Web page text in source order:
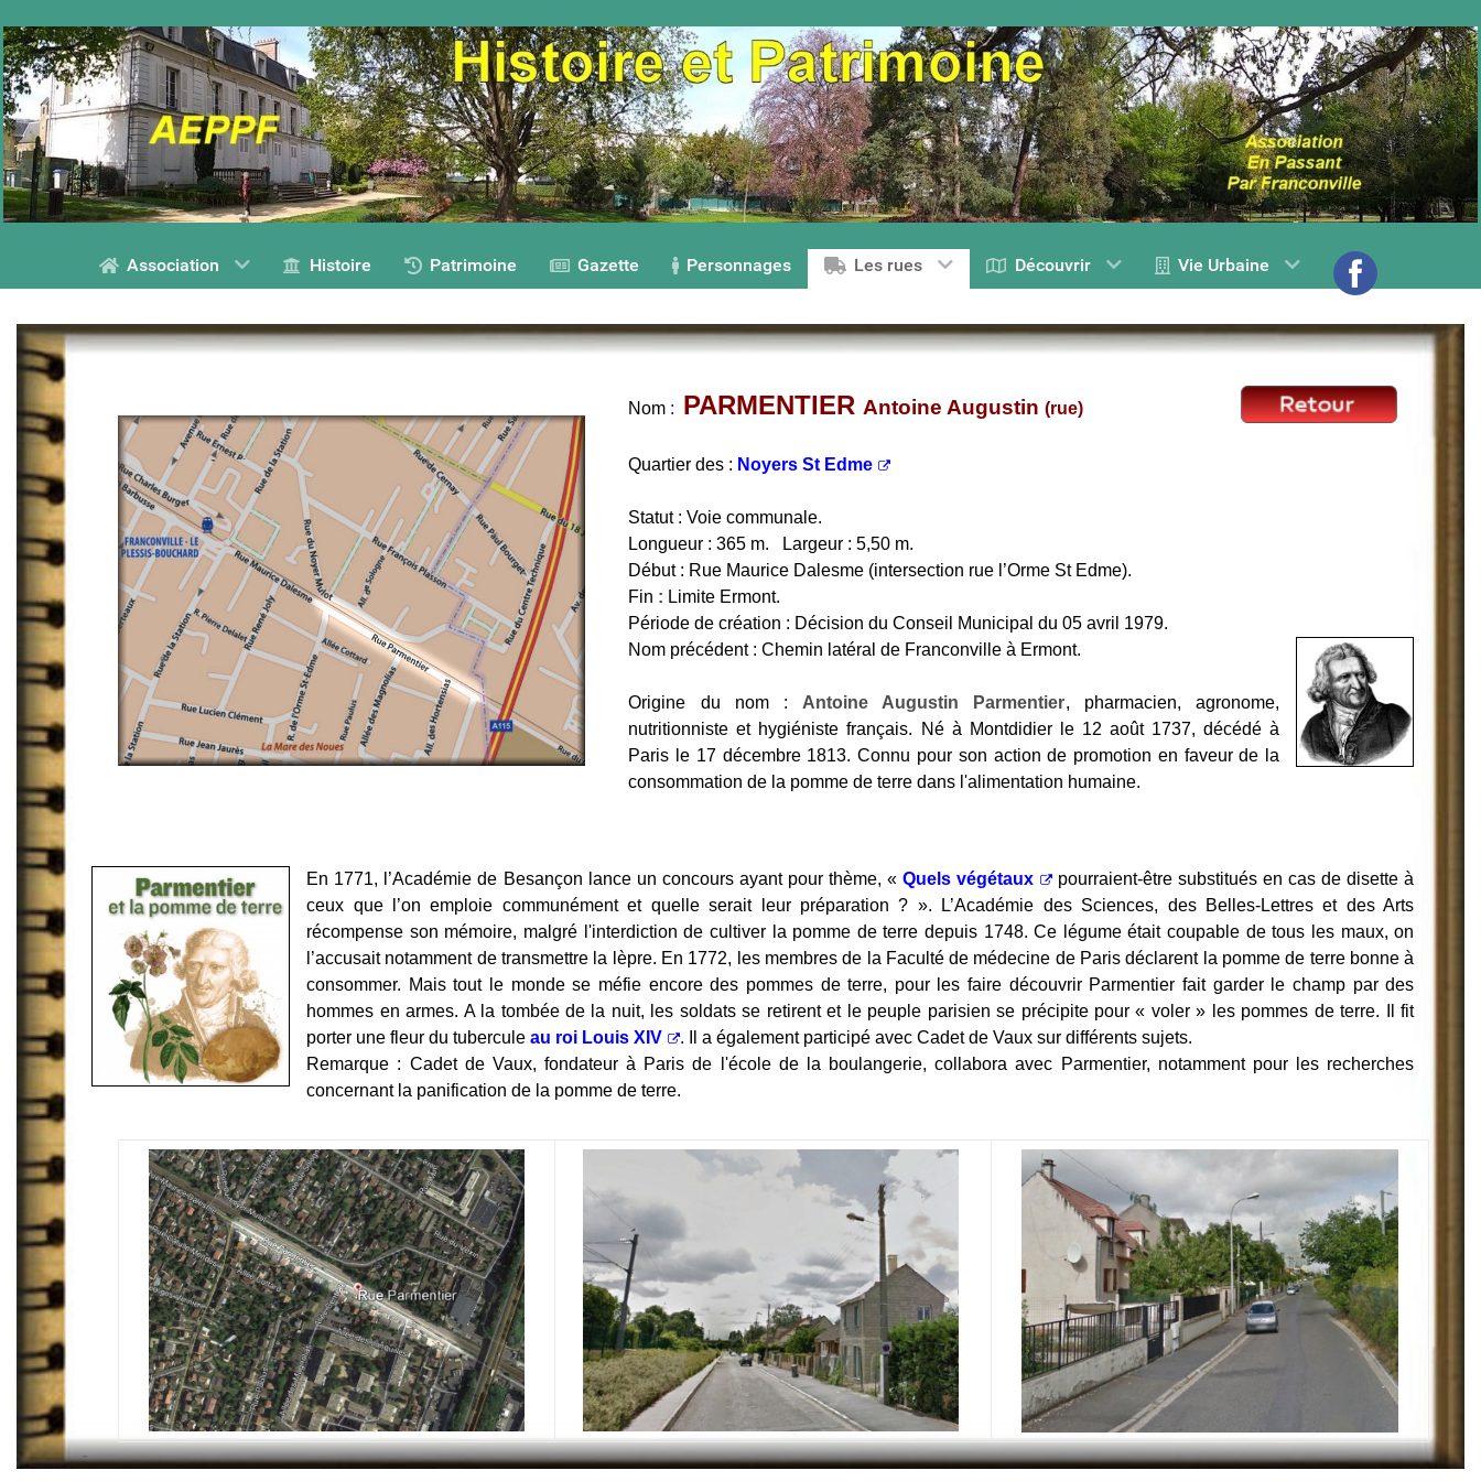
Association Histoire Patrimoine Gazette Personnages Les rues Découvrir Vie Urbaine
Nom : PARMENTIER Antoine Augustin(rue)
Quartier des : Noyers St Edme
Statut : Voie communale.
Longueur : 365 m. Largeur : 5,50 m.
Début : Rue Maurice Dalesme (intersection rue l’Orme St Edme).
Fin : Limite Ermont.
Période de création : Décision du Conseil Municipal du 05 avril 1979.
Nom précédent : Chemin latéral de Franconville à Ermont.
Origine du nom : Antoine Augustin Parmentier, pharmacien, agronome,
nutritionniste et hygiéniste français. Né à Montdidier le 12 août 1737, décédé à
Paris le 17 décembre 1813. Connu pour son action de promotion en faveur de la
consommation de la pomme de terre dans l'alimentation humaine.
En 1771, l’Académie de Besançon lance un concours ayant pour thème, «Quels végétaux
pourraient-être substitués en cas de disette à
ceux que l’on emploie communément et quelle serait leur préparation ? ». L’Académie des Sciences, des Belles-Lettres et des Arts
récompense son mémoire, malgré l'interdiction de cultiver la pomme de terre depuis 1748. Ce légume était coupable de tous les maux, on
l’accusait notamment de transmettre la lèpre. En 1772, les membres de la Faculté de médecine de Paris déclarent la pomme de terre bonne à
consommer. Mais tout le monde se méfie encore des pommes de terre, pour les faire découvrir Parmentier fait garder le champ par des
hommes en armes. A la tombée de la nuit, les soldats se retirent et le peuple parisien se précipite pour « voler » les pommes de terre. Il fit
porter une fleur du tuberculeau roi Louis XIV
. Il a également participé avec Cadet de Vaux sur différents sujets.
Remarque : Cadet de Vaux, fondateur à Paris de l'école de la boulangerie, collabora avec Parmentier, notamment pour les recherches
concernant la panification de la pomme de terre.
-